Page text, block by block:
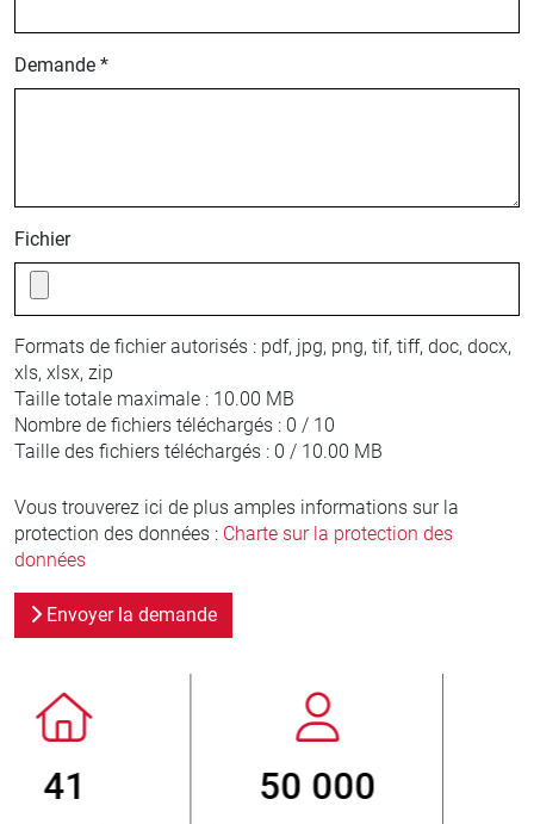
Demande *
Fichier
Formats de fichier autorisés : pdf, jpg, png, tif, tiff, doc, docx,
xls, xlsx, zip
Taille totale maximale : 10.00 MB
Nombre de fichiers téléchargés : 0 / 10
Taille des fichiers téléchargés : 0 / 10.00 MB
Vous trouverez ici de plus amples informations sur la
protection des données : Charte sur la protection des
données
Envoyer la demande
> 3 500 000